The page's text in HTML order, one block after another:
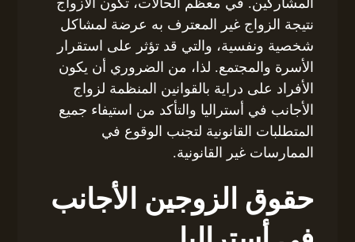
نتيجة الزواج غير المعترف به عرضة لمشاكل
شخصية ونفسية، والتي قد تؤثر على استقرار
الأسرة والمجتمع. لذا، من الضروري أن يكون
الأفراد على دراية بالقوانين المنظمة لزواج
الأجانب في أستراليا والتأكد من استيفاء جميع
المتطلبات القانونية لتجنب الوقوع في
الممارسات غير القانونية.
حقوق الزوجين الأجانب